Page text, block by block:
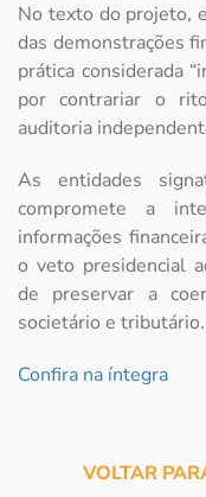
No texto do projeto,
das demonstrações
prática considerada
por contrariar o
auditoria
As entidades
compromete a
informações
o veto presidencial
de preservar a
societário e tributário.
Confira na íntegra
VOLTAR